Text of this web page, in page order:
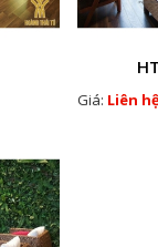
Giá: Liên